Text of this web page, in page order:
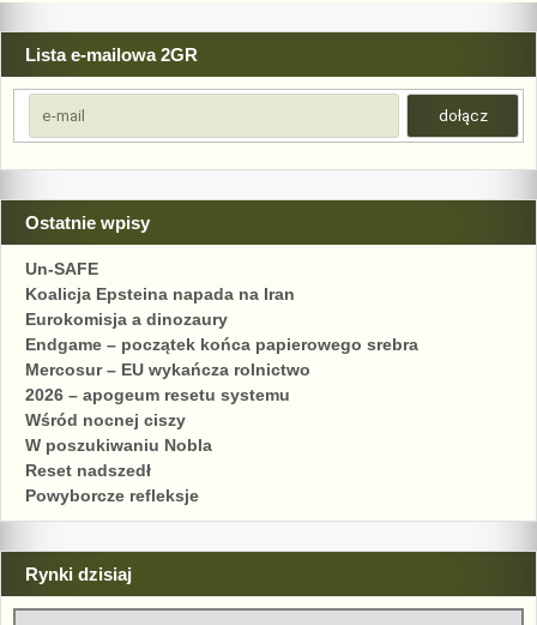
Lista e-mailowa 2GR
Ostatnie wpisy
Un-SAFE
Koalicja Epsteina napada na Iran
Eurokomisja a dinozaury
Endgame – początek końca papierowego srebra
Mercosur – EU wykańcza rolnictwo
2026 – apogeum resetu systemu
Wśród nocnej ciszy
W poszukiwaniu Nobla
Reset nadszedł
Powyborcze refleksje
Rynki dzisiaj